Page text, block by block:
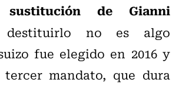
de Gianni
destituirlo no es algo
fue elegido en 2016 y
mandato, que dura